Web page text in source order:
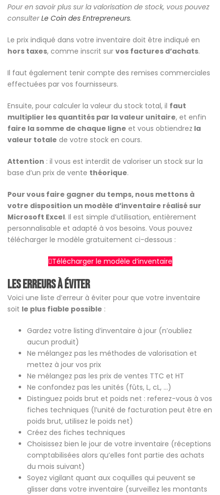
Pour en savoir plus sur la valorisation de stock, vous pouvez
consulterLe Coin des Entrepreneurs.
Le prix indiqué dans votre inventaire doit être indiqué en
hors taxes, comme inscrit sur vos factures d’achats.
Il faut également tenir compte des remises commerciales
effectuées par vos fournisseurs.
Ensuite, pour calculer la valeur du stock total, il faut
multiplier les quantités par la valeur unitaire, et enfin
faire la somme de chaque ligne et vous obtiendrez la
valeur totale de votre stock en cours.
Attention : il vous est interdit de valoriser un stock sur la
base d’un prix de vente théorique.
Pour vous faire gagner du temps, nous mettons à
votre disposition un modèle d’inventaire réalisé sur
Microsoft Excel. Il est simple d’utilisation, entièrement
personnalisable et adapté à vos besoins. Vous pouvez
télécharger le modèle gratuitement ci-dessous :
Télécharger le modèle d’inventaire
Les erreurs à éviter
Voici une liste d’erreur à éviter pour que votre inventaire
soit le plus fiable possible :
Gardez votre listing d’inventaire à jour (n’oubliez
aucun produit)
Ne mélangez pas les méthodes de valorisation et
mettez à jour vos prix
Ne mélangez pas les prix de ventes TTC et HT
Ne confondez pas les unités (fûts, L, cL, …)
Distinguez poids brut et poids net : referez-vous à vos
fiches techniques (l’unité de facturation peut être en
poids brut, utilisez le poids net)
Créez des fiches techniques
Choisissez bien le jour de votre inventaire (réceptions
comptabilisées alors qu’elles font partie des achats
du mois suivant)
Soyez vigilant quant aux coquilles qui peuvent se
glisser dans votre inventaire (surveillez les montants